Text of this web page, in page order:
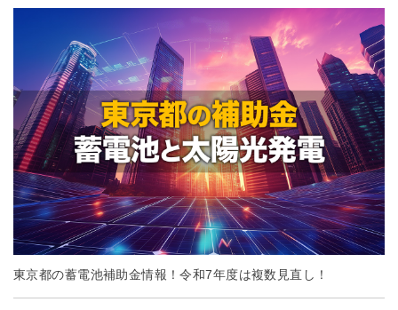
東京都の蓄電池補助金情報！令和7年度は複数見直し！